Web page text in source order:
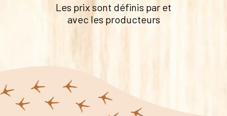
Les prix sont définis par et
avec les producteurs